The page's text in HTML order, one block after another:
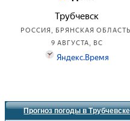
Прогноз погоды в Трубчевске